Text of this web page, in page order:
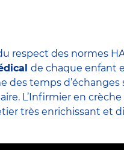
respect des normes
de chaque enfant
des temps d’échanges
L’Infirmier en
très enrichissant et